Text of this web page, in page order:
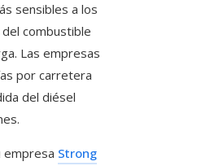
sensibles a los
combustible
Las empresas
por carretera
del diésel
empresa Strong